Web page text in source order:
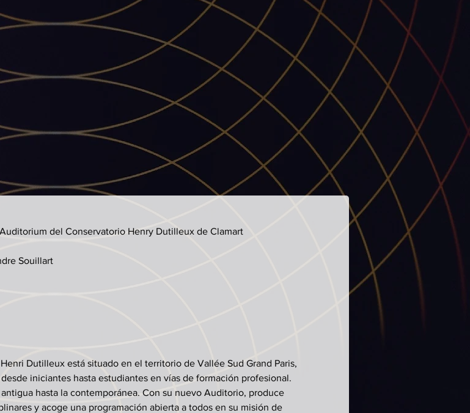
del Conservatorio Henry Dutilleux de Clamart
Souillart
Dutilleux está situado en el territorio de Vallée Sud Grand Paris,
iniciantes hasta estudiantes en vías de formación profesional.
hasta la contemporánea. Con su nuevo Auditorio, produce
y acoge una programación abierta a todos en su misión de